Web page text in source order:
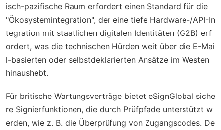
isch-pazifische Raum erfordert einen Standard für die
"Ökosystemintegration", der eine tiefe Hardware-/API-In
tegration mit staatlichen digitalen Identitäten (G2B) erf
ordert, was die technischen Hürden weit über die E-Mai
l-basierten oder selbstdeklarierten Ansätze im Westen
hinaushebt.
Für britische Wartungsverträge bietet eSignGlobal siche
re Signierfunktionen, die durch Prüfpfade unterstützt w
erden, wie z. B. die Überprüfung von Zugangscodes. De